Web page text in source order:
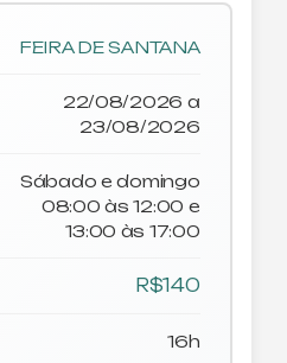
FEIRA DE SANTANA
22/08/2026 a
23/08/2026
Sábado e domingo
08:00 às 12:00 e
13:00 às 17:00
R$140
16h